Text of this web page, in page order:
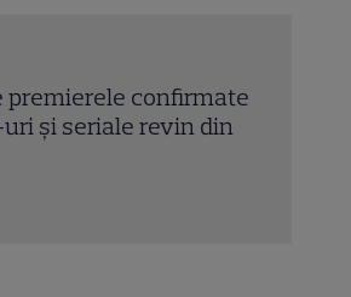
Turcia, a murit
fără viață în locuința